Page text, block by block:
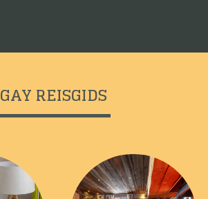
GAY REISGIDS